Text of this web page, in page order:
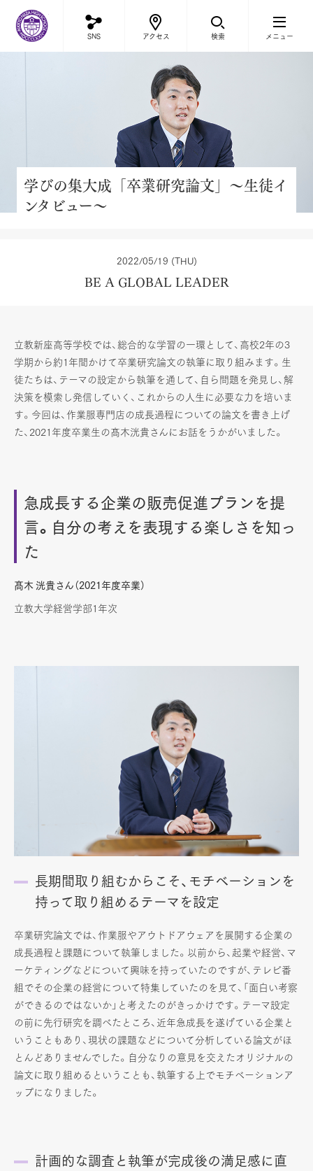
SNS アクセス 検索 メニュー
学びの集大成「卒業研究論文」～生徒イ
ンタビュー～
2022/05/19 (THU)
BE A GLOBAL LEADER
立教新座高等学校では、総合的な学習の一環として、高校2年の3
学期から約1年間かけて卒業研究論文の執筆に取り組みます。生
徒たちは、テーマの設定から執筆を通して、自ら問題を発見し、解
決策を模索し発信していく、これからの人生に必要な力を培いま
す。今回は、作業服専門店の成長過程についての論文を書き上げ
た、2021年度卒業生の髙木洸貴さんにお話をうかがいました。
急成長する企業の販売促進プランを提
言。自分の考えを表現する楽しさを知っ
た
髙木 洸貴さん（2021年度卒業）
立教大学経営学部1年次
長期間取り組むからこそ、モチベーションを
持って取り組めるテーマを設定
卒業研究論文では、作業服やアウトドアウェアを展開する企業の
成長過程と課題について執筆しました。以前から、起業や経営、マ
ーケティングなどについて興味を持っていたのですが、テレビ番
組でその企業の経営について特集していたのを見て、「面白い考察
ができるのではないか」と考えたのがきっかけです。テーマ設定
の前に先行研究を調べたところ、近年急成長を遂げている企業と
いうこともあり、現状の課題などについて分析している論文がほ
とんどありませんでした。自分なりの意見を交えたオリジナルの
論文に取り組めるということも、執筆する上でモチベーションア
ップになりました。
計画的な調査と執筆が完成後の満足感に直